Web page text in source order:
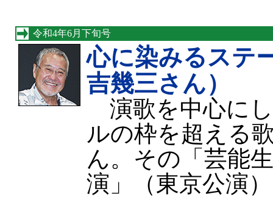
令和4年6月下旬号
心に染みるステ
吉幾三さん）
演歌を中心に
ルの枠を超える
ん。その「芸能
演」（東京公演